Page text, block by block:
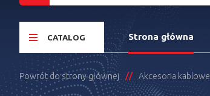
CATALOG Strona główna
Powrót do strony głównej Akcesoria kablowe